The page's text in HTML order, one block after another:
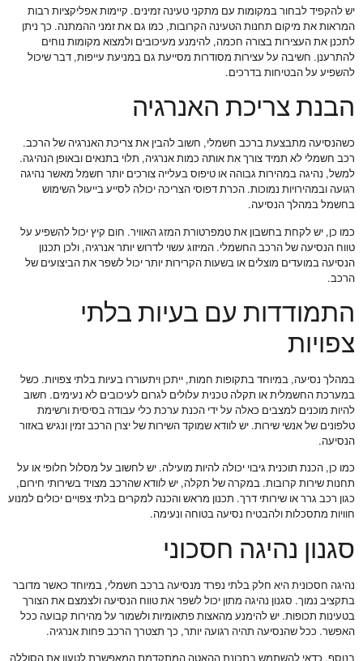
יש להקפיד לבחור במקומות עם מתקני טעינה זמינים. קיימות אפליקציות רבות
המראות את מיקום תחנות הטעינה הקרובות, כמו גם את זמני ההמתנה. כך ניתן
לתכנן את העצירות בצורה חכמה, להימנע מעיכובים ולמצוא מקומות נוחים
להתרענן. חשיבה על עצירות מסודרות מסייעת גם במניעת עייפות, דבר שיכול
להשפיע על הבטיחות בדרכים.
הבנת צריכת האנרגיה
כשהנסיעה מתבצעת ברכב חשמלי, חשוב להבין את צריכת האנרגיה של הרכב.
רכב חשמלי לא תמיד צורך את אותה כמות אנרגיה, תלוי בתנאים ובאופן הנהיגה.
למשל, נהיגה במהירות גבוהה או טיפוס בעלייה צורכים יותר חשמל מאשר נהיגה
רגועה ובמהירויות נמוכות. הכרת דפוסי הצריכה יכולה לסייע בייעול השימוש
בחשמל במהלך הנסיעה.
כמו כן, יש לקחת בחשבון את טמפרטורת המזג האוויר. חום קיץ יכול להשפיע על
טווח הנסיעה של הרכב החשמלי. המיזוג עשוי לדרוש יותר אנרגיה, ולכן תכנון
הנסיעה במועדים מוצלים או בשעות הקרירות יותר יכול לשפר את הביצועים של
הרכב.
התמודדות עם בעיות בלתי
צפויות
במהלך נסיעה, במיוחד בתקופות חמות, ייתכן ויתעוררו בעיות בלתי צפויות. כשל
במערכת החשמלית או תקלה טכנית עלולים לגרום לעיכובים לא נעימים. חשוב
להיות מוכנים למצבים כאלה על ידי הכנת ערכת כלי עבודה בסיסית ורשימת
טלפונים של אנשי שירות. יש לוודא שמוקד השירות של יצרן הרכב זמין ונגיש באזור
הנסיעה.
כמו כן, הכנת תוכנית גיבוי יכולה להיות מועילה. יש לחשוב על מסלול חלופי או על
תחנות שירות קרובות. במקרה של תקלה, יש לוודא שהרכב מצויד בשירותי חירום,
כגון רכב גרר או שירותי דרך. תכנון מראש והכנה למקרים בלתי צפויים יכולים למנוע
חוויות מתסכלות ולהבטיח נסיעה בטוחה ונעימה.
סגנון נהיגה חסכוני
נהיגה חסכונית היא חלק בלתי נפרד מנסיעה ברכב חשמלי, במיוחד כאשר מדובר
בתקציב נמוך. סגנון נהיגה מתון יכול לשפר את טווח הנסיעה ולצמצם את הצורך
בטעינות תכופות. יש להימנע מהאצות פתאומיות ולשמור על מהירות קבועה ככל
האפשר. ככל שהנסיעה תהיה רגועה יותר, כך תצטרך הרכב פחות אנרגיה.